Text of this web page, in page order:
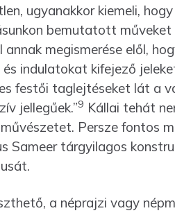
ugyanakkor kiemeli,
bemutatott
megismerése elől,
indulatokat kifejező
festői taglejtéseket lát a
jellegűek.”9 Kállai tehát
Persze fontos
Sameer tárgyilagos
a néprajzi vagy